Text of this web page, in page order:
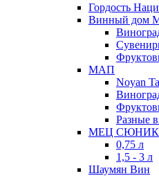
Гордость
Винный дом
МАП
Noyan
Разные
МЕЦ СЮНИК
0,75 л
1,5 - 3 л
Шаумян Вин